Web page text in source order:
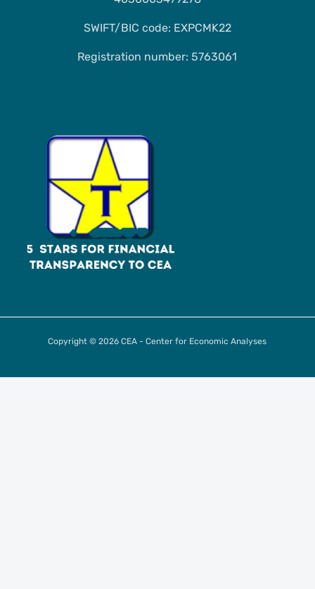
SWIFT/BIC code: EXPCMK22
Registration number: 5763061
Copyright © 2026 CEA - Center for Economic Analyses